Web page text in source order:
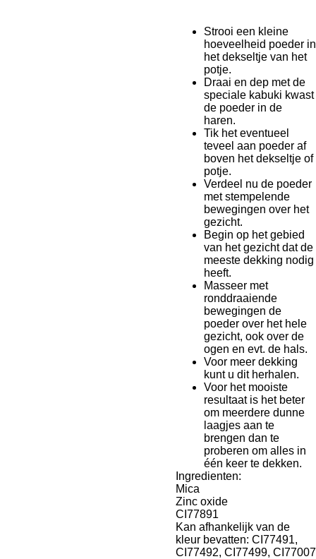
Strooi een kleine
hoeveelheid poeder in
het dekseltje van het
potje.
Draai en dep met de
speciale kabuki kwast
de poeder in de
haren.
Tik het eventueel
teveel aan poeder af
boven het dekseltje of
potje.
Verdeel nu de poeder
met stempelende
bewegingen over het
gezicht.
Begin op het gebied
van het gezicht dat de
meeste dekking nodig
heeft.
Masseer met
ronddraaiende
bewegingen de
poeder over het hele
gezicht, ook over de
ogen en evt. de hals.
Voor meer dekking
kunt u dit herhalen.
Voor het mooiste
resultaat is het beter
om meerdere dunne
laagjes aan te
brengen dan te
proberen om alles in
één keer te dekken.
Ingredienten:
Mica
Zinc oxide
CI77891
Kan afhankelijk van de
kleur bevatten: CI77491,
CI77492, CI77499, CI77007